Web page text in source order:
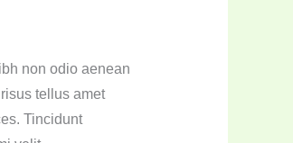
non odio aenean
tellus amet
Tincidunt